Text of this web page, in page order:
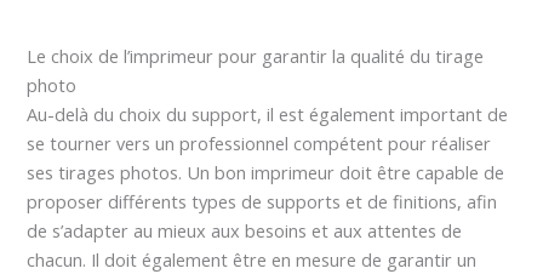
Le choix de l’imprimeur pour garantir la qualité du tirage
photo
Au-delà du choix du support, il est également important de
se tourner vers un professionnel compétent pour réaliser
ses tirages photos. Un bon imprimeur doit être capable de
proposer différents types de supports et de finitions, afin
de s’adapter au mieux aux besoins et aux attentes de
chacun. Il doit également être en mesure de garantir un